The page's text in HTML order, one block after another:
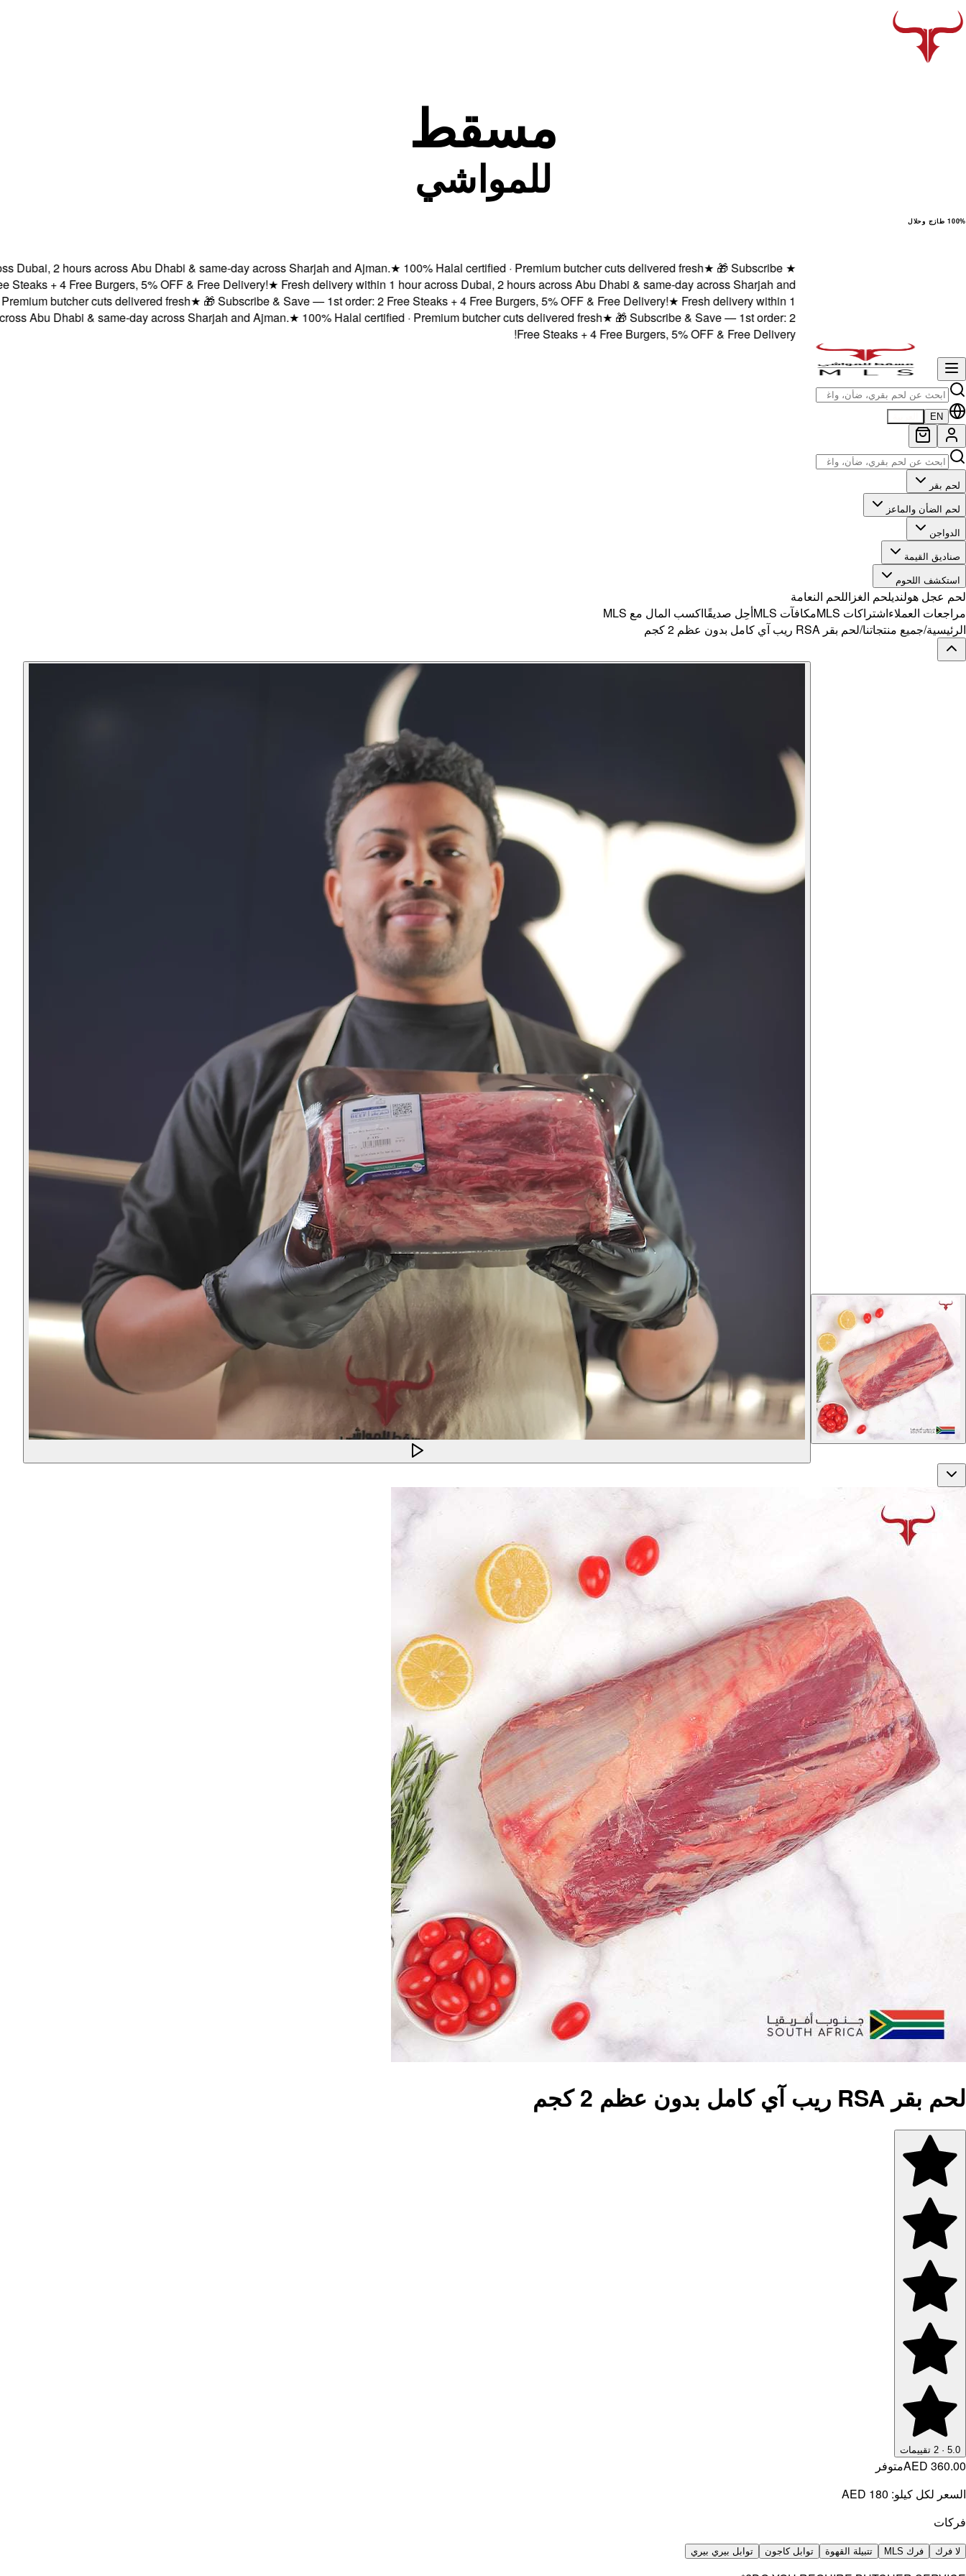
مسقط
للمواشي
100% طازج وحلال
★
2 hours across Abu Dhabi & same-day across Sharjah and Ajman.★100% Halal certified · Premium butcher cuts delivered fresh★🎁 Subscribe
+ 4 Free Burgers, 5% OFF & Free Delivery!★Fresh delivery within 1 hour across Dubai, 2 hours across Abu Dhabi & same-day across Sharjah and
butcher cuts delivered fresh★🎁 Subscribe & Save — 1st order: 2 Free Steaks + 4 Free Burgers, 5% OFF & Free Delivery!★Fresh delivery within 1
Abu Dhabi & same-day across Sharjah and Ajman.★100% Halal certified · Premium butcher cuts delivered fresh★🎁 Subscribe & Save — 1st order: 2
Free Steaks + 4 Free Burgers, 5% OFF & Free Delivery!
EN
لحم بقر
لحم الضأن والماعز
الدواجن
صناديق القيمة
استكشف اللحوم
لحم عجل هولنديلحم الغزاللحم النعامة
مراجعات العملاءاشتراكات MLS مكافآت MLS أحِل صديقًااكسب المال مع MLS
الرئيسية/جميع منتجاتنا/لحم بقر RSA ريب آي كامل بدون عظم 2 كجم
لحم بقر RSA ريب آي كامل بدون عظم 2 كجم
5.0
·
2 تقييمات
AED 360.00متوفر
السعر لكل كيلو: AED 180
فركات
لا فرك فرك MLS تتبيلة القهوة توابل كاجون توابل بيري بيري